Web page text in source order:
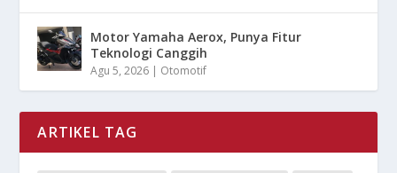
Motor Yamaha Aerox, Punya Fitur
Teknologi Canggih
Agu 5, 2026 | Otomotif
ARTIKEL TAG